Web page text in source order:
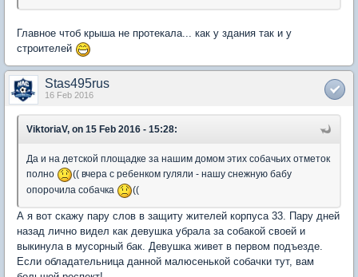
Главное чтоб крыша не протекала... как у здания так и у
строителей
Stas495rus
16 Feb 2016
ViktoriaV, on 15 Feb 2016 - 15:28:
Да и на детской площадке за нашим домом этих собачьих отметок
полно
(( вчера с ребенком гуляли - нашу снежную бабу
опорочила собачка
((
А я вот скажу пару слов в защиту жителей корпуса 33. Пару дней
назад лично видел как девушка убрала за собакой своей и
выкинула в мусорный бак. Девушка живет в первом подъезде.
Если обладательница данной малюсенькой собачки тут, вам